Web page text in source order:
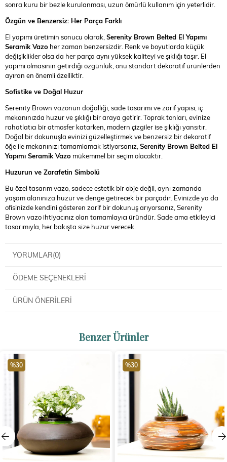
sonra kuru bir bezle kurulanması, uzun ömürlü kullanım için yeterlidir.
Özgün ve Benzersiz: Her Parça Farklı
El yapımı üretimin sonucu olarak,Serenity Brown Belted El Yapımı
Seramik Vazo her zaman benzersizdir. Renk ve boyutlarda küçük
değişiklikler olsa da her parça aynı yüksek kaliteyi ve şıklığı taşır. El
yapımı olmasının getirdiği özgünlük, onu standart dekoratif ürünlerden
ayıran en önemli özelliktir.
Sofistike ve Doğal Huzur
Serenity Brown vazonun doğallığı, sade tasarımı ve zarif yapısı, iç
mekanınızda huzur ve şıklığı bir araya getirir. Toprak tonları, evinize
rahatlatıcı bir atmosfer katarken, modern çizgiler ise şıklığı yansıtır.
Doğal bir dokunuşla evinizi güzelleştirmek ve benzersiz bir dekoratif
öğe ile mekanınızı tamamlamak istiyorsanız,Serenity Brown Belted El
Yapımı Seramik Vazo mükemmel bir seçim olacaktır.
Huzurun ve Zarafetin Simbolü
Bu özel tasarım vazo, sadece estetik bir obje değil, aynı zamanda
yaşam alanınıza huzur ve denge getirecek bir parçadır. Evinizde ya da
ofisinizde kendini gösteren zarif bir dokunuş arıyorsanız, Serenity
Brown vazo ihtiyacınız olan tamamlayıcı üründür. Sade ama etkileyici
tasarımıyla, her bakışta size huzur verecek.
YORUMLAR(0)
ÖDEME SEÇENEKLERI
ÜRÜN ÖNERILERI
Benzer Ürünler
%30 %30